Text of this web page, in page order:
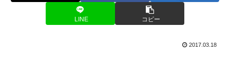
LINE コピー
2017.03.18